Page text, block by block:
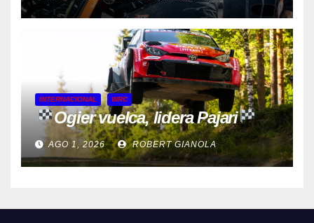
INTERNACIONAL WRC
Ogier vuelca, lidera Pajari
AGO 1, 2026 ROBERT GIANOLA